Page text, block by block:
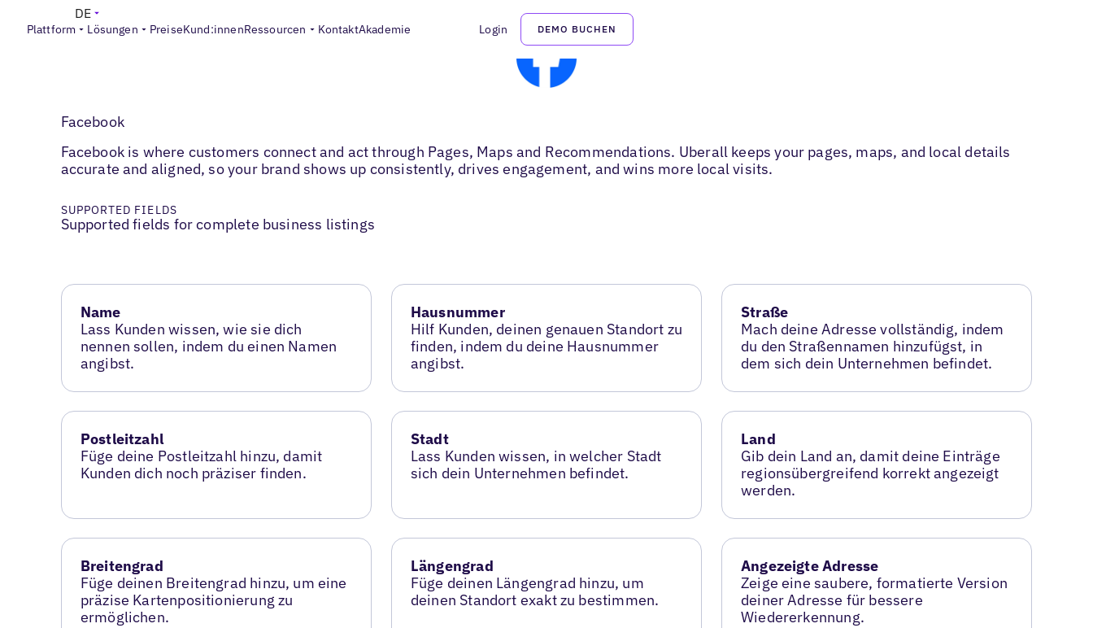
Plattform Lösungen PreiseKund:innenRessourcen KontaktAkademie Login DEMO BUCHEN
DE
Facebook
Facebook is where customers connect and act through Pages, Maps and Recommendations. Uberall keeps your pages, maps, and local details
accurate and aligned, so your brand shows up consistently, drives engagement, and wins more local visits.
SUPPORTED FIELDS
Supported fields for complete business listings
Name
Lass Kunden wissen, wie sie dich
nennen sollen, indem du einen Namen
angibst.
Hausnummer
Hilf Kunden, deinen genauen Standort zu
finden, indem du deine Hausnummer
angibst.
Straße
Mach deine Adresse vollständig, indem
du den Straßennamen hinzufügst, in
dem sich dein Unternehmen befindet.
Postleitzahl
Füge deine Postleitzahl hinzu, damit
Kunden dich noch präziser finden.
Stadt
Lass Kunden wissen, in welcher Stadt
sich dein Unternehmen befindet.
Land
Gib dein Land an, damit deine Einträge
regionsübergreifend korrekt angezeigt
werden.
Breitengrad
Füge deinen Breitengrad hinzu, um eine
präzise Kartenpositionierung zu
ermöglichen.
Längengrad
Füge deinen Längengrad hinzu, um
deinen Standort exakt zu bestimmen.
Angezeigte Adresse
Zeige eine saubere, formatierte Version
deiner Adresse für bessere
Wiedererkennung.